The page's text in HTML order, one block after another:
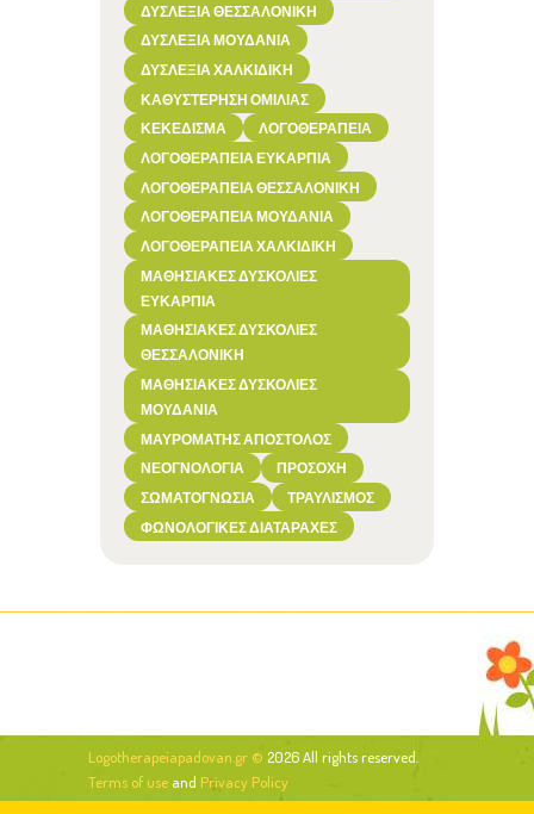
ΔΥΣΛΕΞΊΑ ΘΕΣΣΑΛΟΝΊΚΗ
ΔΥΣΛΕΞΊΑ ΜΟΥΔΑΝΙΆ
ΔΥΣΛΕΞΊΑ ΧΑΛΚΙΔΙΚΉ
ΚΑΘΥΣΤΈΡΗΣΗ ΟΜΙΛΊΑΣ
ΚΕΚΕΔΙΣΜΑ
ΛΟΓΟΘΕΡΑΠΕΊΑ
ΛΟΓΟΘΕΡΑΠΕΊΑ ΕΥΚΑΡΠΊΑ
ΛΟΓΟΘΕΡΑΠΕΊΑ ΘΕΣΣΑΛΟΝΊΚΗ
ΛΟΓΟΘΕΡΑΠΕΊΑ ΜΟΥΔΑΝΙΆ
ΛΟΓΟΘΕΡΑΠΕΊΑ ΧΑΛΚΙΔΙΚΉ
ΜΑΘΗΣΙΑΚΈΣ ΔΥΣΚΟΛΊΕΣ
ΕΥΚΑΡΠΊΑ
ΜΑΘΗΣΙΑΚΈΣ ΔΥΣΚΟΛΊΕΣ
ΘΕΣΣΑΛΟΝΊΚΗ
ΜΑΘΗΣΙΑΚΈΣ ΔΥΣΚΟΛΊΕΣ
ΜΟΥΔΑΝΙΆ
ΜΑΥΡΟΜΆΤΗΣ ΑΠΌΣΤΟΛΟΣ
ΝΕΟΓΝΟΛΟΓΊΑ
ΠΡΟΣΟΧΉ
ΣΩΜΑΤΟΓΝΩΣΊΑ
ΤΡΑΥΛΙΣΜΌΣ
ΦΩΝΟΛΟΓΙΚΈΣ ΔΙΑΤΑΡΑΧΈΣ
Logotherapeiapadovan.gr © 2026 All rights reserved.
Terms of use and Privacy Policy